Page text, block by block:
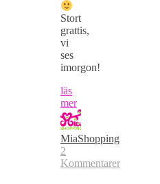
Stort
grattis,
vi
ses
imorgon!
läs
mer
MiaShopping
2
Kommentarer